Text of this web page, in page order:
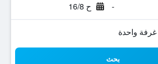
- ح 16/8
بحث